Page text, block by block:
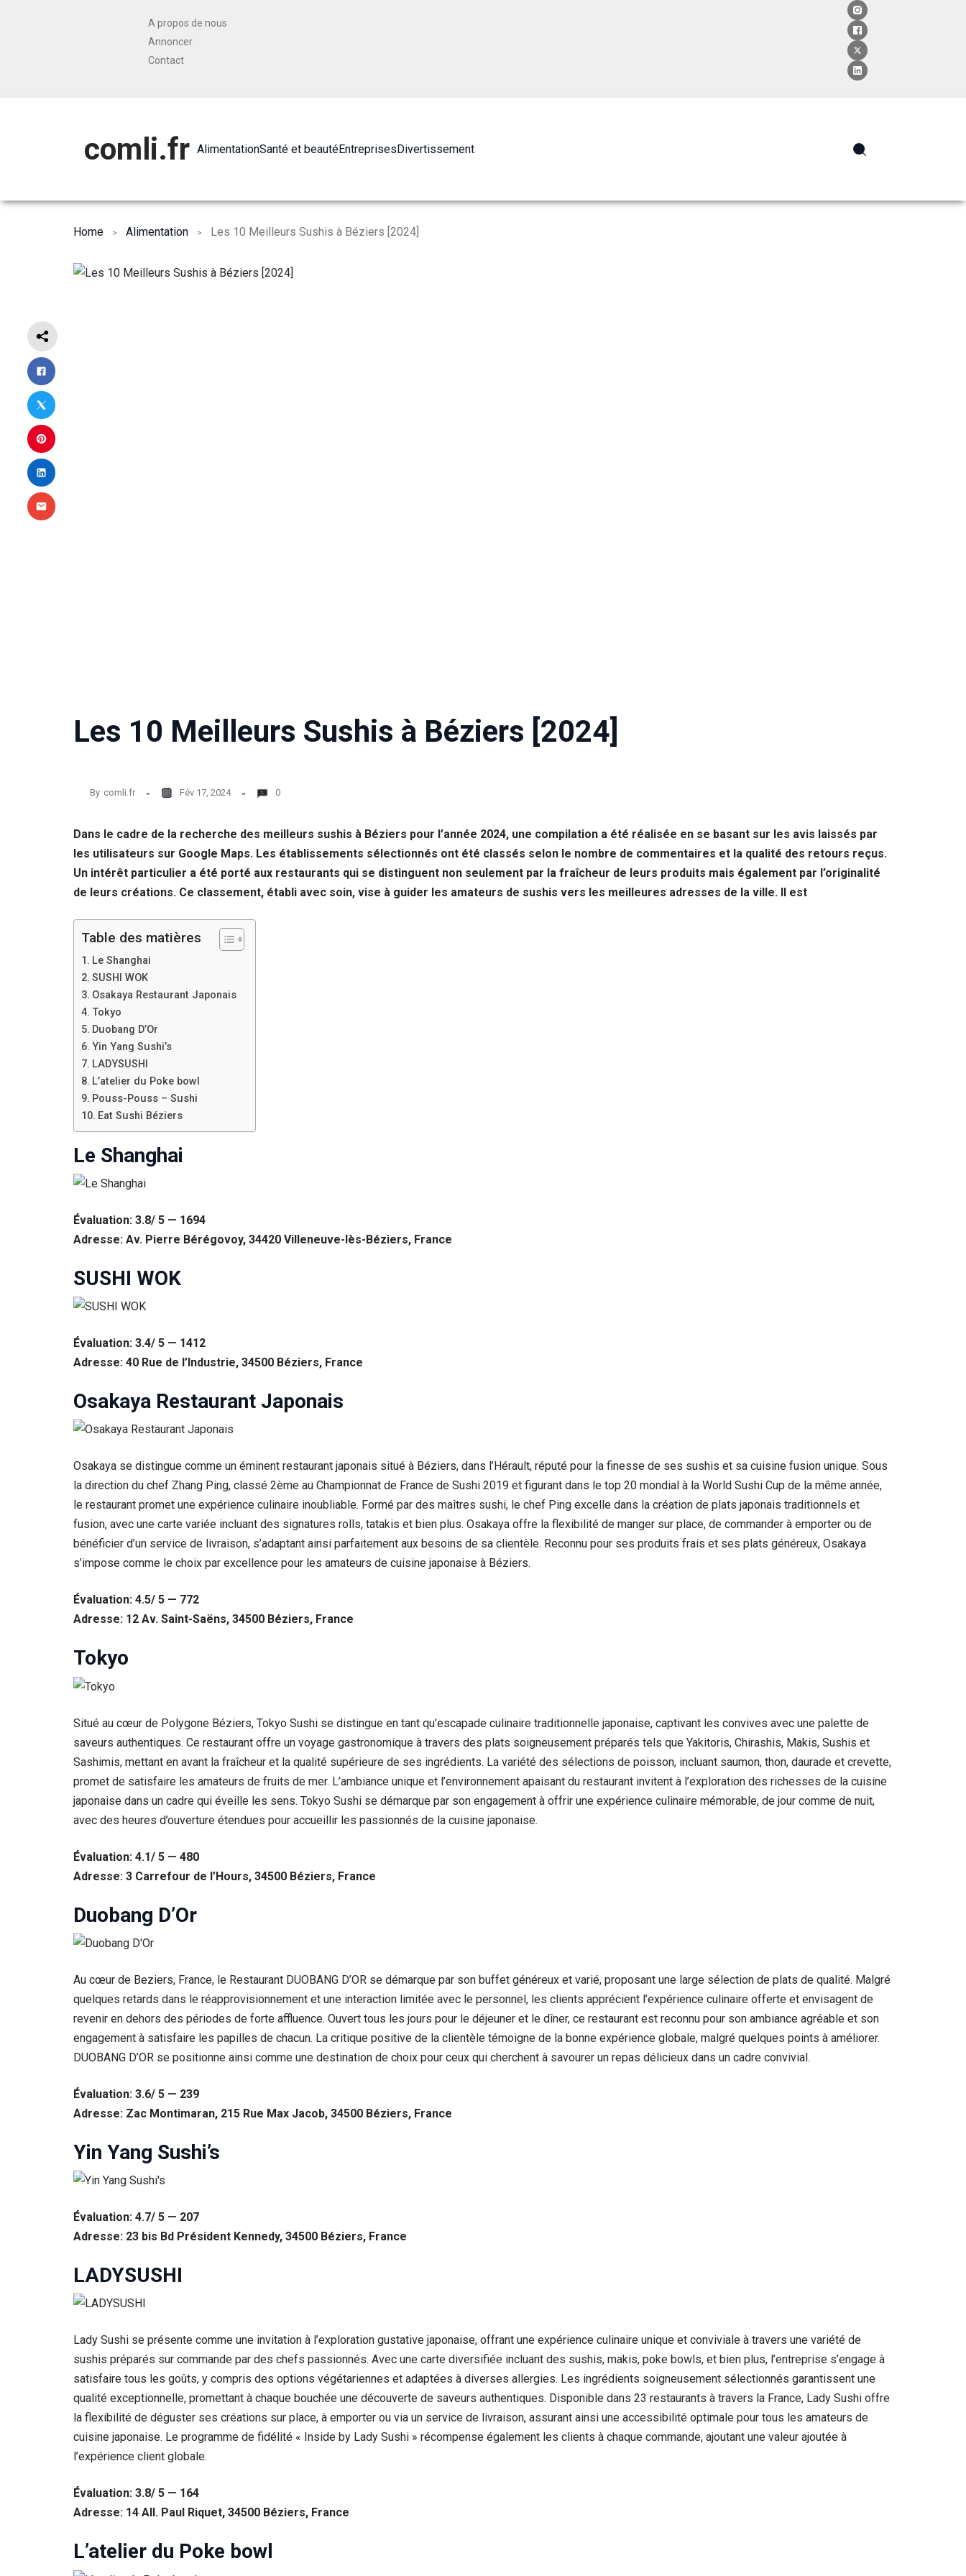
A propos de nous
Annoncer
Contact
comli.fr AlimentationSanté et beautéEntreprisesDivertissement
Home Alimentation Les 10 Meilleurs Sushis à Béziers [2024]
Les 10 Meilleurs Sushis à Béziers [2024]
By comli.fr Fév 17, 2024 0
Dans le cadre de la recherche des meilleurs sushis à Béziers pour l’année 2024, une compilation a été réalisée en se basant sur les avis laissés par
les utilisateurs sur Google Maps. Les établissements sélectionnés ont été classés selon le nombre de commentaires et la qualité des retours reçus.
Un intérêt particulier a été porté aux restaurants qui se distinguent non seulement par la fraîcheur de leurs produits mais également par l’originalité
de leurs créations. Ce classement, établi avec soin, vise à guider les amateurs de sushis vers les meilleures adresses de la ville. Il est
Table des matières
Le Shanghai
SUSHI WOK
Osakaya Restaurant Japonais
Tokyo
Duobang D’Or
Yin Yang Sushi’s
LADYSUSHI
L’atelier du Poke bowl
Pouss-Pouss – Sushi
Eat Sushi Béziers
Le Shanghai
Évaluation: 3.8/ 5 — 1694
Adresse: Av. Pierre Bérégovoy, 34420 Villeneuve-lès-Béziers, France
SUSHI WOK
Évaluation: 3.4/ 5 — 1412
Adresse: 40 Rue de l’Industrie, 34500 Béziers, France
Osakaya Restaurant Japonais
Osakaya se distingue comme un éminent restaurant japonais situé à Béziers, dans l’Hérault, réputé pour la finesse de ses sushis et sa cuisine fusion unique. Sous
la direction du chef Zhang Ping, classé 2ème au Championnat de France de Sushi 2019 et figurant dans le top 20 mondial à la World Sushi Cup de la même année,
le restaurant promet une expérience culinaire inoubliable. Formé par des maîtres sushi, le chef Ping excelle dans la création de plats japonais traditionnels et
fusion, avec une carte variée incluant des signatures rolls, tatakis et bien plus. Osakaya offre la flexibilité de manger sur place, de commander à emporter ou de
bénéficier d’un service de livraison, s’adaptant ainsi parfaitement aux besoins de sa clientèle. Reconnu pour ses produits frais et ses plats généreux, Osakaya
s’impose comme le choix par excellence pour les amateurs de cuisine japonaise à Béziers.
Évaluation: 4.5/ 5 — 772
Adresse: 12 Av. Saint-Saëns, 34500 Béziers, France
Tokyo
Situé au cœur de Polygone Béziers, Tokyo Sushi se distingue en tant qu’escapade culinaire traditionnelle japonaise, captivant les convives avec une palette de
saveurs authentiques. Ce restaurant offre un voyage gastronomique à travers des plats soigneusement préparés tels que Yakitoris, Chirashis, Makis, Sushis et
Sashimis, mettant en avant la fraîcheur et la qualité supérieure de ses ingrédients. La variété des sélections de poisson, incluant saumon, thon, daurade et crevette,
promet de satisfaire les amateurs de fruits de mer. L’ambiance unique et l’environnement apaisant du restaurant invitent à l’exploration des richesses de la cuisine
japonaise dans un cadre qui éveille les sens. Tokyo Sushi se démarque par son engagement à offrir une expérience culinaire mémorable, de jour comme de nuit,
avec des heures d’ouverture étendues pour accueillir les passionnés de la cuisine japonaise.
Évaluation: 4.1/ 5 — 480
Adresse: 3 Carrefour de l’Hours, 34500 Béziers, France
Duobang D’Or
Au cœur de Beziers, France, le Restaurant DUOBANG D’OR se démarque par son buffet généreux et varié, proposant une large sélection de plats de qualité. Malgré
quelques retards dans le réapprovisionnement et une interaction limitée avec le personnel, les clients apprécient l’expérience culinaire offerte et envisagent de
revenir en dehors des périodes de forte affluence. Ouvert tous les jours pour le déjeuner et le dîner, ce restaurant est reconnu pour son ambiance agréable et son
engagement à satisfaire les papilles de chacun. La critique positive de la clientèle témoigne de la bonne expérience globale, malgré quelques points à améliorer.
DUOBANG D’OR se positionne ainsi comme une destination de choix pour ceux qui cherchent à savourer un repas délicieux dans un cadre convivial.
Évaluation: 3.6/ 5 — 239
Adresse: Zac Montimaran, 215 Rue Max Jacob, 34500 Béziers, France
Yin Yang Sushi’s
Évaluation: 4.7/ 5 — 207
Adresse: 23 bis Bd Président Kennedy, 34500 Béziers, France
LADYSUSHI
Lady Sushi se présente comme une invitation à l’exploration gustative japonaise, offrant une expérience culinaire unique et conviviale à travers une variété de
sushis préparés sur commande par des chefs passionnés. Avec une carte diversifiée incluant des sushis, makis, poke bowls, et bien plus, l’entreprise s’engage à
satisfaire tous les goûts, y compris des options végétariennes et adaptées à diverses allergies. Les ingrédients soigneusement sélectionnés garantissent une
qualité exceptionnelle, promettant à chaque bouchée une découverte de saveurs authentiques. Disponible dans 23 restaurants à travers la France, Lady Sushi offre
la flexibilité de déguster ses créations sur place, à emporter ou via un service de livraison, assurant ainsi une accessibilité optimale pour tous les amateurs de
cuisine japonaise. Le programme de fidélité « Inside by Lady Sushi » récompense également les clients à chaque commande, ajoutant une valeur ajoutée à
l’expérience client globale.
Évaluation: 3.8/ 5 — 164
Adresse: 14 All. Paul Riquet, 34500 Béziers, France
L’atelier du Poke bowl
Ces cookies ne
facultatifs. Ils
fonctionnement
du site Web.
Statistiques
améliorer la
fonctionnalité
et la structure
du site Web,
de la façon
Experience
aussi bien que
possible lors
de votre visite.